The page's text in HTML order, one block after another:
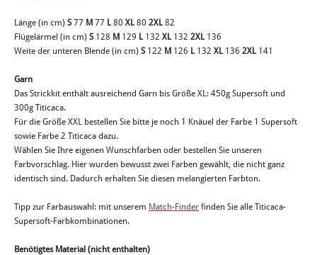
Länge (in cm) S77 M 77 L80 XL80 2XL82
Flügelärmel (in cm) S128 M 129 L132 XL132 2XL136
Weite der unteren Blende (in cm) S122 M 126 L132 XL136 2XL141
Garn
Das Strickkit enthält ausreichend Garn bis Größe XL: 450g Supersoft und
300g Titicaca.
Für die Größe XXL bestellen Sie bitte je noch 1 Knäuel der Farbe 1 Supersoft
sowie Farbe 2 Titicaca dazu.
Wählen Sie Ihre eigenen Wunschfarben oder bestellen Sie unseren
Farbvorschlag. Hier wurden bewusst zwei Farben gewählt, die nicht ganz
identisch sind. Dadurch erhalten Sie diesen melangierten Farbton.
Tipp zur Farbauswahl: mit unserem Match-Finder finden Sie alle Titicaca-
Supersoft-Farbkombinationen.
Benötigtes Material (nicht enthalten)